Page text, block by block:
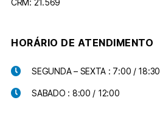
HORÁRIO DE ATENDIMENTO
SEGUNDA – SEXTA : 7:00 / 18:30
SABADO : 8:00 / 12:00